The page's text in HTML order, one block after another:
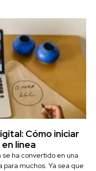
Cómo iniciar
línea
ha convertido en una
muchos. Ya sea que